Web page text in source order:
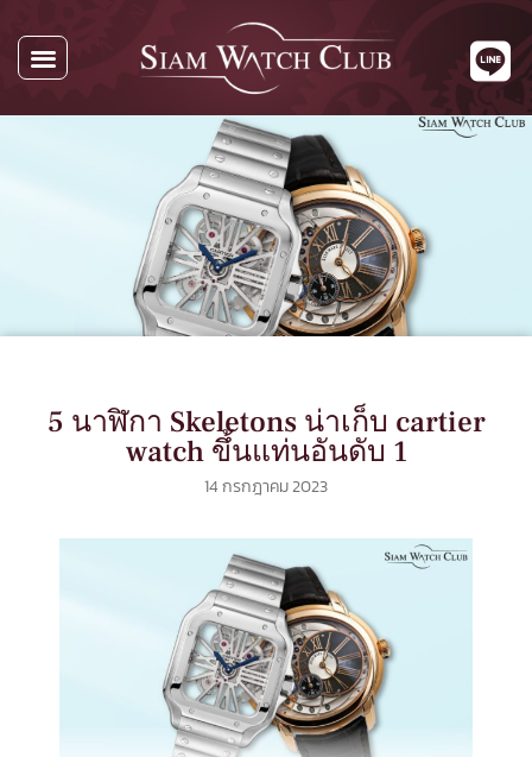
5 นาฬิกา Skeletons น่าเก็บ cartier
watch ขึ้นแท่นอันดับ 1
14 กรกฎาคม 2023